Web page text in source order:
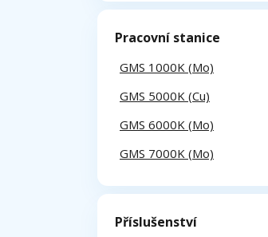
Pracovní stanice
GMS 1000K (Mo)
GMS 5000K (Cu)
GMS 6000K (Mo)
GMS 7000K (Mo)
Příslušenství